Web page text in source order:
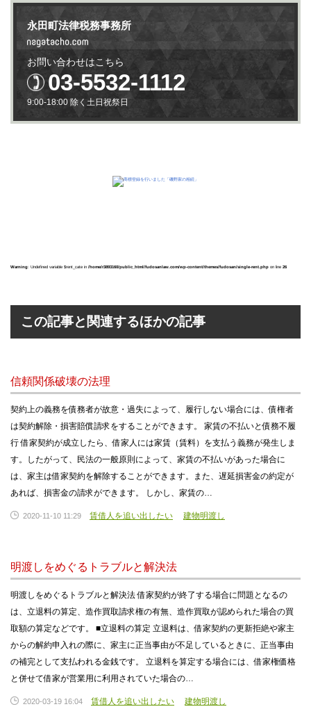
永田町法律税務事務所
お問い合わせはこちら
03-5532-1112
9:00-18:00 除く土日祝祭日
Warning: Undefined variable $rent_cate in /home/r3893160/public_html/fudosanlaw.com/wp-content/themes/fudosan/single-rent.php on line 26
この記事と関連するほかの記事
信頼関係破壊の法理
契約上の義務を債務者が故意・過失によって、履行しない場合には、債権者
は契約解除・損害賠償請求をすることができます。 家賃の不払いと債務不履
行 借家契約が成立したら、借家人には家賃（賃料）を支払う義務が発生しま
す。したがって、民法の一般原則によって、家賃の不払いがあった場合に
は、家主は借家契約を解除することができます。また、遅延損害金の約定が
あれば、損害金の請求ができます。 しかし、家賃の…
2020-11-10 11:29 賃借人を追い出したい 建物明渡し
明渡しをめぐるトラブルと解決法
明渡しをめぐるトラブルと解決法 借家契約が終了する場合に問題となるの
は、立退料の算定、造作買取請求権の有無、造作買取が認められた場合の買
取額の算定などです。 ■立退料の算定 立退料は、借家契約の更新拒絶や家主
からの解約申入れの際に、家主に正当事由が不足しているときに、正当事由
の補完として支払われる金銭です。 立退料を算定する場合には、借家権価格
と併せて借家が営業用に利用されていた場合の…
2020-03-19 16:04 賃借人を追い出したい 建物明渡し